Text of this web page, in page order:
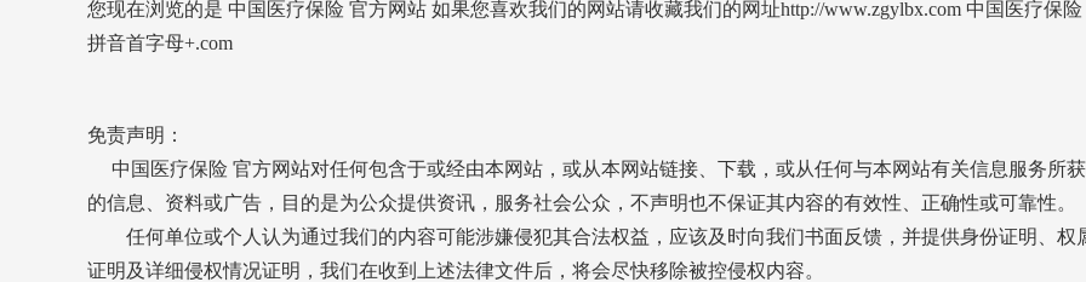
您现在浏览的是 中国医疗保险 官方网站 如果您喜欢我们的网站请收藏我们的网址http://www.zgylbx.com 中国医疗保险
拼音首字母+.com
免责声明：
中国医疗保险 官方网站对任何包含于或经由本网站，或从本网站链接、下载，或从任何与本网站有关信息服务所
的信息、资料或广告，目的是为公众提供资讯，服务社会公众，不声明也不保证其内容的有效性、正确性或可靠性。
任何单位或个人认为通过我们的内容可能涉嫌侵犯其合法权益，应该及时向我们书面反馈，并提供身份证明、权
证明及详细侵权情况证明，我们在收到上述法律文件后，将会尽快移除被控侵权内容。